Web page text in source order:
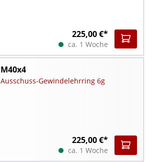
225,00 €*
ca. 1 Woche
M40x4
Ausschuss-Gewindelehrring 6g
225,00 €*
ca. 1 Woche